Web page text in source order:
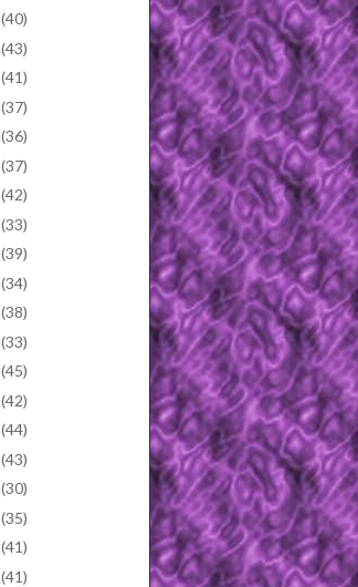
(40)
(43)
(41)
(37)
(36)
(37)
(42)
(33)
(39)
(34)
(38)
(33)
(45)
(42)
(44)
(43)
(30)
(35)
(41)
(41)